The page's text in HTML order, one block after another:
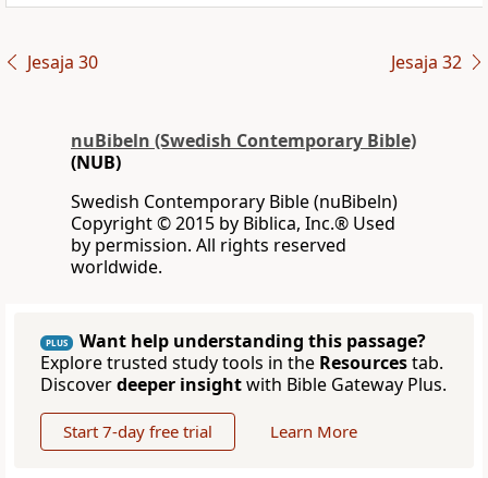
Jesaja 30 Jesaja 32
nuBibeln (Swedish Contemporary Bible)
(NUB)
Swedish Contemporary Bible (nuBibeln)
Copyright © 2015 by Biblica, Inc.® Used
by permission. All rights reserved
worldwide.
PLUS
Want help understanding this passage?
Explore trusted study tools in the Resourcestab.
Discoverdeeper insightwith Bible Gateway Plus.
Start 7-day free trial Learn More